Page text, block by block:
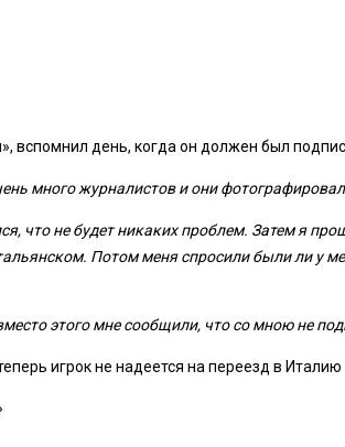
день, когда он должен был
много журналистов и они
что не будет никаких проблем. Затем я
Потом меня спросили были ли у
этого мне сообщили, что со мною не
игрок не надеется на переезд в Италию